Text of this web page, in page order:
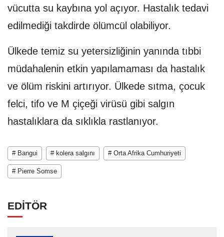
vücutta su kaybına yol açıyor. Hastalık tedavi
edilmediği takdirde ölümcül olabiliyor.
Ülkede temiz su yetersizliğinin yanında tıbbi
müdahalenin etkin yapılamaması da hastalık
ve ölüm riskini artırıyor. Ülkede sıtma, çocuk
felci, tifo ve M çiçeği virüsü gibi salgın
hastalıklara da sıklıkla rastlanıyor.
# Bangui # kolera salgını # Orta Afrika Cumhuriyeti
# Pierre Somse
EDİTÖR